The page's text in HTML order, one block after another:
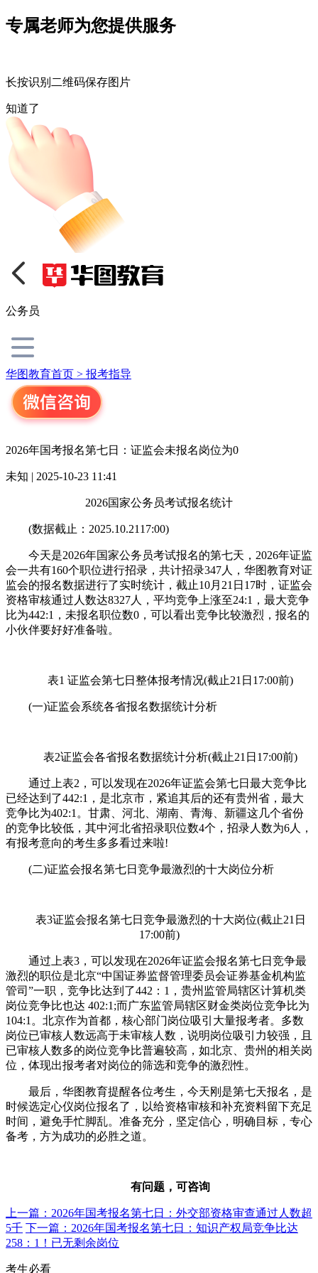
专属老师为您提供服务
长按识别二维码保存图片
知道了
公务员
华图教育首页 > 报考指导
2026年国考报名第七日：证监会未报名岗位为0
未知 | 2025-10-23 11:41
2026国家公务员考试报名统计
(数据截止：2025.10.2117:00)
今天是2026年国家公务员考试报名的第七天，2026年证监
会一共有160个职位进行招录，共计招录347人，华图教育对证
监会的报名数据进行了实时统计，截止10月21日17时，证监会
资格审核通过人数达8327人，平均竞争上涨至24:1，最大竞争
比为442:1，未报名职位数0，可以看出竞争比较激烈，报名的
小伙伴要好好准备啦。
表1 证监会第七日整体报考情况(截止21日17:00前)
(一)证监会系统各省报名数据统计分析
表2证监会各省报名数据统计分析(截止21日17:00前)
通过上表2，可以发现在2026年证监会第七日最大竞争比
已经达到了442:1，是北京市，紧追其后的还有贵州省，最大
竞争比为402:1。甘肃、河北、湖南、青海、新疆这几个省份
的竞争比较低，其中河北省招录职位数4个，招录人数为6人，
有报考意向的考生多多看过来啦!
(二)证监会报名第七日竞争最激烈的十大岗位分析
表3证监会报名第七日竞争最激烈的十大岗位(截止21日
17:00前)
通过上表3，可以发现在2026年证监会报名第七日竞争最
激烈的职位是北京“中国证券监督管理委员会证券基金机构监
管司”一职，竞争比达到了442：1，贵州监管局辖区计算机类
岗位竞争比也达 402:1;而广东监管局辖区财金类岗位竞争比为
104:1。北京作为首都，核心部门岗位吸引大量报考者。多数
岗位已审核人数远高于未审核人数，说明岗位吸引力较强，且
已审核人数多的岗位竞争比普遍较高，如北京、贵州的相关岗
位，体现出报考者对岗位的筛选和竞争的激烈性。
最后，华图教育提醒各位考生，今天刚是第七天报名，是
时候选定心仪岗位报名了，以给资格审核和补充资料留下充足
时间，避免手忙脚乱。准备充分，坚定信心，明确目标，专心
备考，方为成功的必胜之道。
有问题，可咨询
上一篇：2026年国考报名第七日：外交部资格审查通过人数超
5千 下一篇：2026年国考报名第七日：知识产权局竞争比达
258：1！已无剩余岗位
考生必看